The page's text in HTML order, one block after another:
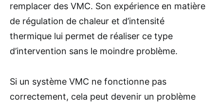
remplacer des VMC. Son expérience en matière
de régulation de chaleur et d’intensité
thermique lui permet de réaliser ce type
d’intervention sans le moindre problème.
Si un système VMC ne fonctionne pas
correctement, cela peut devenir un problème